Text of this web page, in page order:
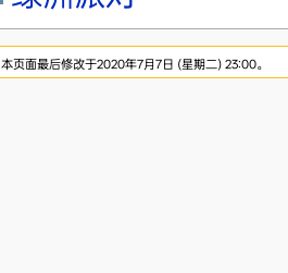
本页面最后修改于2020年7月7日 (星期二) 23:00。